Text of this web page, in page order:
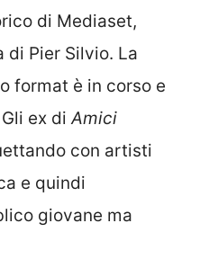
di Mediaset,
di Pier Silvio. La
format è in corso e
ex diAmici
con artisti
e quindi
giovane ma